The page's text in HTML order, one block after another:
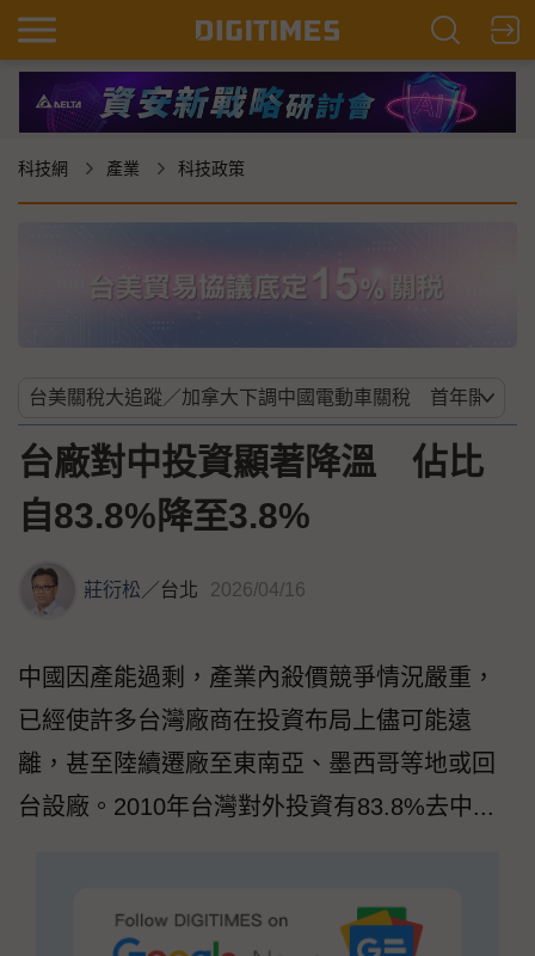
科技網 產業 科技政策
台廠對中投資顯著降溫 佔比
自83.8%降至3.8%
莊衍松 ／台北 2026/04/16
中國因產能過剩，產業內殺價競爭情況嚴重，
已經使許多台灣廠商在投資布局上儘可能遠
離，甚至陸續遷廠至東南亞、墨西哥等地或回
台設廠。2010年台灣對外投資有83.8%去中...